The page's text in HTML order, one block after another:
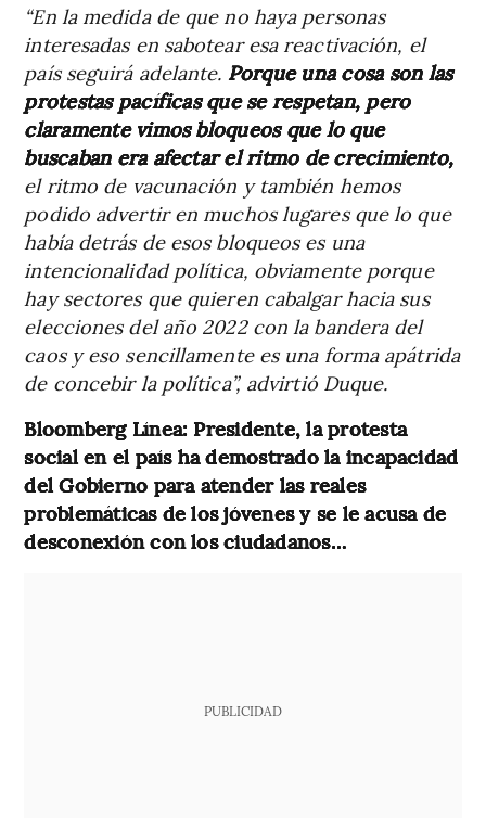
“En la medida de que no haya personas
interesadas en sabotear esa reactivación, el
país seguirá adelante. Porque una cosa son las
protestas pacíficas que se respetan, pero
claramente vimos bloqueos que lo que
buscaban era afectar el ritmo de crecimiento,
el ritmo de vacunación y también hemos
podido advertir en muchos lugares que lo que
había detrás de esos bloqueos es una
intencionalidad política, obviamente porque
hay sectores que quieren cabalgar hacia sus
elecciones del año 2022 con la bandera del
caos y eso sencillamente es una forma apátrida
de concebir la política”, advirtió Duque.
Bloomberg Línea: Presidente, la protesta
social en el país ha demostrado la incapacidad
del Gobierno para atender las reales
problemáticas de los jóvenes y se le acusa de
desconexión con los ciudadanos…
PUBLICIDAD